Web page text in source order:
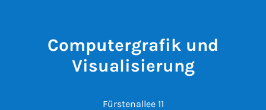
Computergrafik und
Visualisierung
Fürstenallee 11